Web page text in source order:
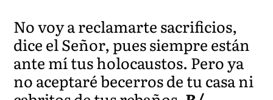
No voy a reclamarte sacrificios,
dice el Señor, pues siempre están
ante mí tus holocaustos. Pero ya
no aceptaré becerros de tu casa ni